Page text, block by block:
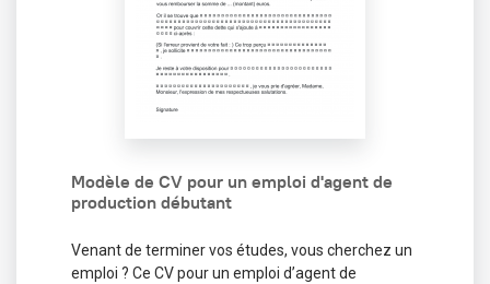
Modèle de CV pour un emploi d'agent de
production débutant
Venant de terminer vos études, vous cherchez un
emploi ? Ce CV pour un emploi d’agent de